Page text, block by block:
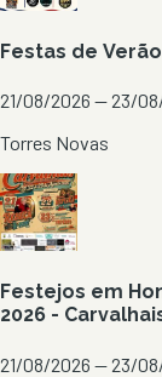
Festas de
21/08/2026 — 23/
Torres Novas
Festejos em
2026 -
21/08/2026 — 23/